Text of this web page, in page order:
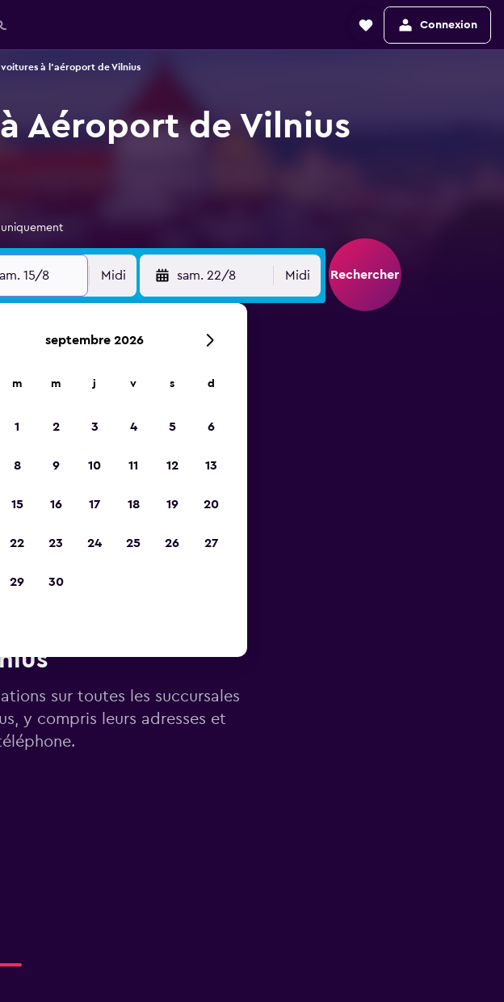
Connexion
à l'aéroport de Vilnius
Aéroport de Vilnius
uniquement
15/8 Midi sam. 22/8 Midi Rechercher
2023
sur toutes les succursales
y compris leurs adresses et
septembre 2026
m m j v s d
1 2 3 4 5 6
8 9 10 11 12 13
15 16 17 18 19 20
22 23 24 25 26 27
29 30